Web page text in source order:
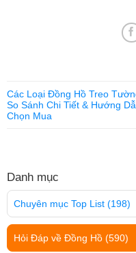
Các Loại Đồng Hồ Treo
So Sánh Chi Tiết & Hướng
Chọn Mua
Danh mục
Chuyên mục Top List (198)
Hỏi Đáp về Đồng Hồ (590)